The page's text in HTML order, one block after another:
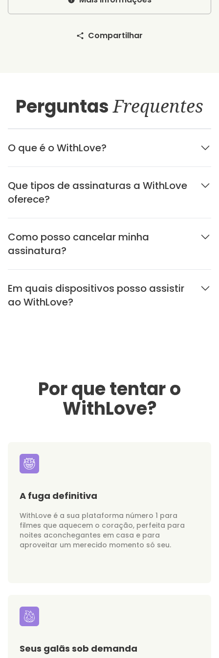
Compartilhar
PerguntasFrequentes
O que é o WithLove?
Que tipos de assinaturas a WithLove
oferece?
Como posso cancelar minha
assinatura?
Em quais dispositivos posso assistir
ao WithLove?
Por que tentar o
WithLove?
A fuga definitiva
WithLove é a sua plataforma número 1 para
filmes que aquecem o coração, perfeita para
noites aconchegantes em casa e para
aproveitar um merecido momento só seu.
Seus galãs sob demanda